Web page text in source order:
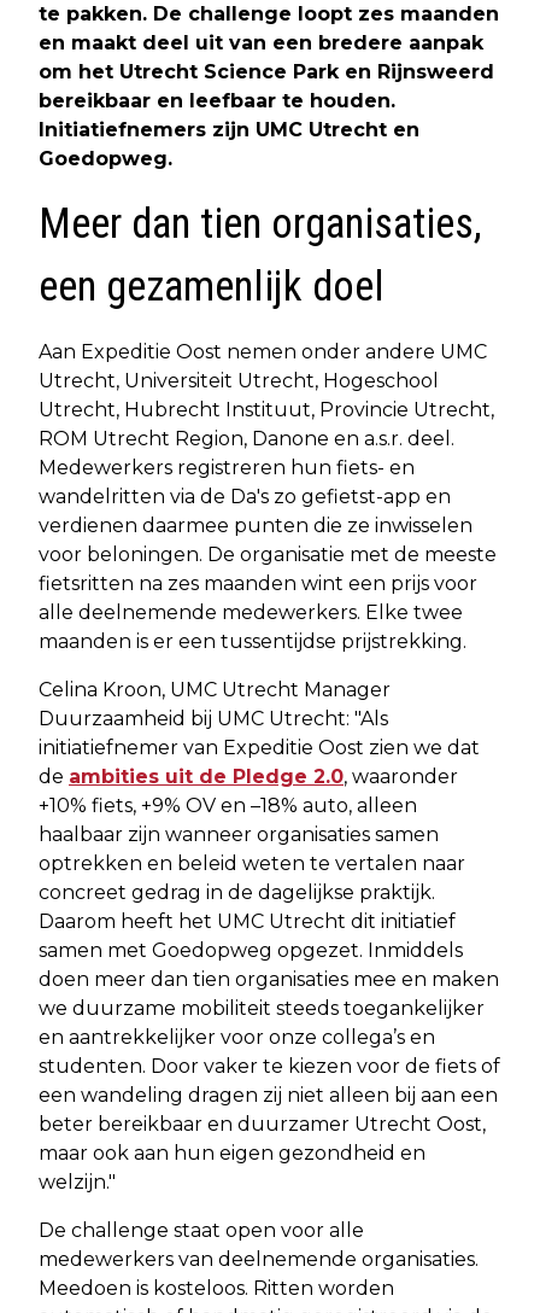
te pakken. De challenge loopt zes maanden
en maakt deel uit van een bredere aanpak
om het Utrecht Science Park en Rijnsweerd
bereikbaar en leefbaar te houden.
Initiatiefnemers zijn UMC Utrecht en
Goedopweg.
Meer dan tien organisaties,
een gezamenlijk doel
Aan Expeditie Oost nemen onder andere UMC
Utrecht, Universiteit Utrecht, Hogeschool
Utrecht, Hubrecht Instituut, Provincie Utrecht,
ROM Utrecht Region, Danone en a.s.r. deel.
Medewerkers registreren hun fiets- en
wandelritten via de Da's zo gefietst-app en
verdienen daarmee punten die ze inwisselen
voor beloningen. De organisatie met de meeste
fietsritten na zes maanden wint een prijs voor
alle deelnemende medewerkers. Elke twee
maanden is er een tussentijdse prijstrekking.
Celina Kroon, UMC Utrecht Manager
Duurzaamheid bij UMC Utrecht: "Als
initiatiefnemer van Expeditie Oost zien we dat
de ambities uit de Pledge 2.0, waaronder
+10% fiets, +9% OV en –18% auto, alleen
haalbaar zijn wanneer organisaties samen
optrekken en beleid weten te vertalen naar
concreet gedrag in de dagelijkse praktijk.
Daarom heeft het UMC Utrecht dit initiatief
samen met Goedopweg opgezet. Inmiddels
doen meer dan tien organisaties mee en maken
we duurzame mobiliteit steeds toegankelijker
en aantrekkelijker voor onze collega’s en
studenten. Door vaker te kiezen voor de fiets of
een wandeling dragen zij niet alleen bij aan een
beter bereikbaar en duurzamer Utrecht Oost,
maar ook aan hun eigen gezondheid en
welzijn."
De challenge staat open voor alle
medewerkers van deelnemende organisaties.
Meedoen is kosteloos. Ritten worden